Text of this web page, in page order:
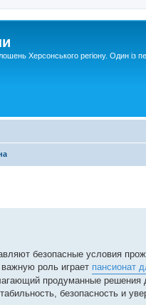
Херсонського регіону. Один із
безопасные условия
роль играет пансионат
продуманные решения
безопасность и